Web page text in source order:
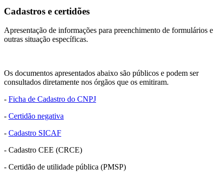
Cadastros e certidões
Apresentação de informações para preenchimento de formulários e
outras situação específicas.
Os documentos apresentados abaixo são públicos e podem ser
consultados diretamente nos órgãos que os emitiram.
- Ficha de Cadastro do CNPJ
- Certidão negativa
- Cadastro SICAF
- Cadastro CEE (CRCE)
- Certidão de utilidade pública (PMSP)